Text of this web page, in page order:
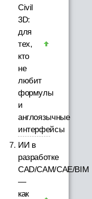
Civil
3D:
для
тех,
кто
не
любит
формулы
и
англоязычные
интерфейсы
ИИ в
разработке
CAD/CAM/CAE/BIM
—
как